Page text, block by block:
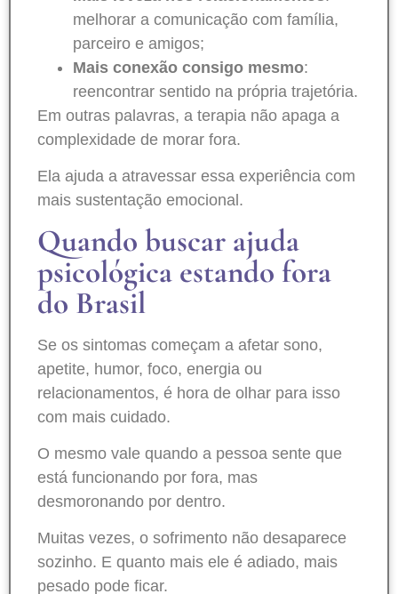
melhorar a comunicação com família,
parceiro e amigos;
Mais conexão consigo mesmo:
reencontrar sentido na própria trajetória.
Em outras palavras, a terapia não apaga a
complexidade de morar fora.
Ela ajuda a atravessar essa experiência com
mais sustentação emocional.
Quando buscar ajuda
psicológica estando fora
do Brasil
Se os sintomas começam a afetar sono,
apetite, humor, foco, energia ou
relacionamentos, é hora de olhar para isso
com mais cuidado.
O mesmo vale quando a pessoa sente que
está funcionando por fora, mas
desmoronando por dentro.
Muitas vezes, o sofrimento não desaparece
sozinho. E quanto mais ele é adiado, mais
pesado pode ficar.